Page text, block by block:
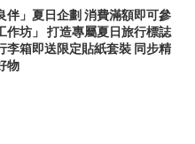
伴」夏日企劃 消費滿額即可參
作坊」 打造專屬夏日旅行標誌
李箱即送限定貼紙套裝 同步精
物